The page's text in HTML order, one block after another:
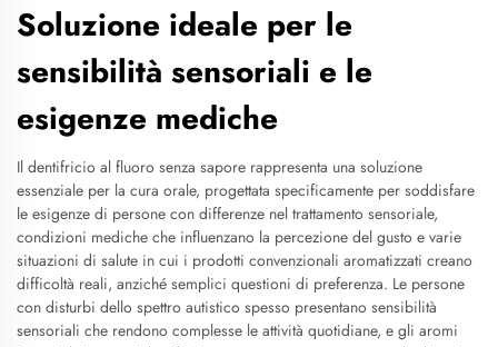
Soluzione ideale per le
sensibilità sensoriali e le
esigenze mediche
Il dentifricio al fluoro senza sapore rappresenta una soluzione
essenziale per la cura orale, progettata specificamente per soddisfare
le esigenze di persone con differenze nel trattamento sensoriale,
condizioni mediche che influenzano la percezione del gusto e varie
situazioni di salute in cui i prodotti convenzionali aromatizzati creano
difficoltà reali, anziché semplici questioni di preferenza. Le persone
con disturbi dello spettro autistico spesso presentano sensibilità
sensoriali che rendono complesse le attività quotidiane, e gli aromi